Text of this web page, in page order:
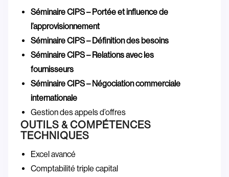
Séminaire CIPS – Portée et influence de
l’approvisionnement
Séminaire CIPS – Définition des besoins
Séminaire CIPS – Relations avec les
fournisseurs
Séminaire CIPS – Négociation commerciale
internationale
Gestion des appels d’offres
OUTILS & COMPÉTENCES
TECHNIQUES
Excel avancé
Comptabilité triple capital